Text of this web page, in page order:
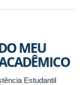
MEU
Estudantil